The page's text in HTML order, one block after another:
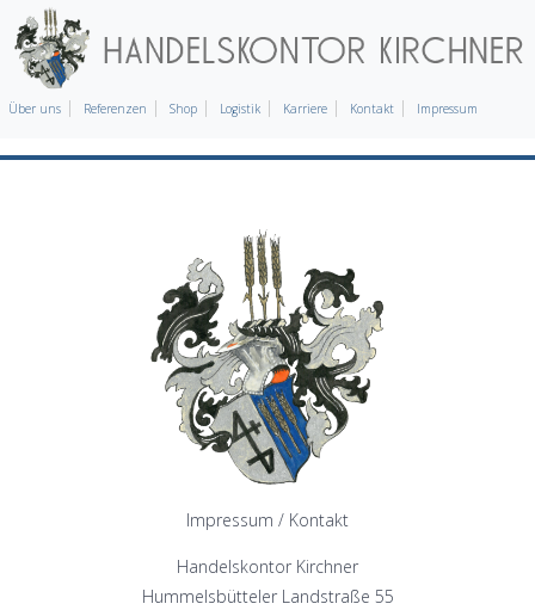
Über uns Referenzen Shop Logistik Karriere Kontakt Impressum
Impressum / Kontakt
Handelskontor Kirchner
Hummelsbütteler Landstraße 55